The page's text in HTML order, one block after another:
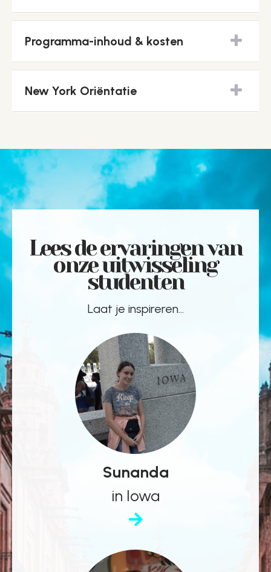
Programma-inhoud & kosten
New York Oriëntatie
Lees de ervaringen van
onze uitwisseling
studenten
Laat je inspireren...
Sunanda
in Iowa